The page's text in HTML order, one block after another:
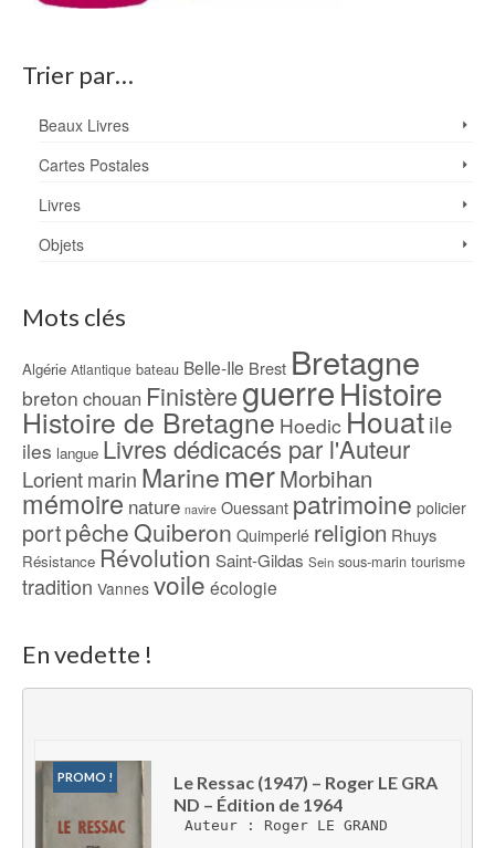
Trier par…
Beaux Livres
Cartes Postales
Livres
Objets
Mots clés
Algérie Atlantique bateau Belle-Ile Brest Bretagne
breton chouan FinistèreguerreHistoire
Histoire de Bretagne Hoedic Houatile
iles langue Livres dédicacés par l'Auteur
Lorientmarin Marine merMorbihan
mémoire nature navire Ouessant patrimoine policier
portpêcheQuiberon Quimperlé religion Rhuys
Résistance Révolution Saint-Gildas Sein sous-marin tourisme
tradition Vannes voile écologie
En vedette !
PROMO !
Le Ressac (1947) – Roger LE GRA
ND – Édition de 1964
Auteur : Roger LE GRAND